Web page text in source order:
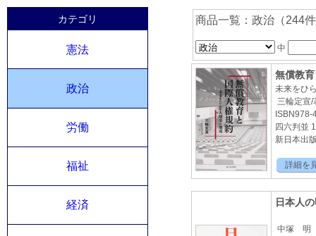
カテゴリ
憲法
政治
労働
福祉
経済
商品一覧：政治（244
中
無償教
未来をひ
三輪定宣/
四六判並
新日本出
詳細を
日本人
中塚 明